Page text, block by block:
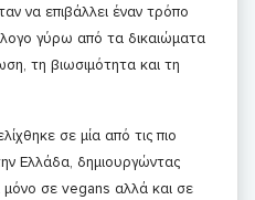
να επιβάλλει έναν τρόπο
γύρω από τα δικαιώματα
τη βιωσιμότητα και τη
σε μία από τις πιο
Ελλάδα, δημιουργώντας
μόνο σε vegans αλλά και σε